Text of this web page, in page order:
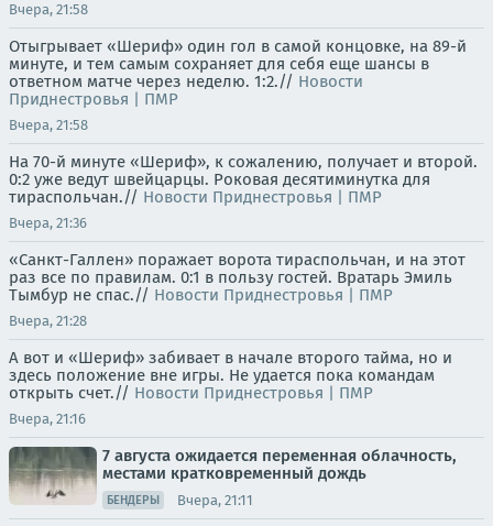
Вчера, 21:58
Отыгрывает «Шериф» один гол в самой концовке, на 89-й
минуте, и тем самым сохраняет для себя еще шансы в
ответном матче через неделю. 1:2.// Новости
Приднестровья | ПМР
Вчера, 21:58
На 70-й минуте «Шериф», к сожалению, получает и второй.
0:2 уже ведут швейцарцы. Роковая десятиминутка для
тираспольчан.// Новости Приднестровья | ПМР
Вчера, 21:36
«Санкт-Галлен» поражает ворота тираспольчан, и на этот
раз все по правилам. 0:1 в пользу гостей. Вратарь Эмиль
Тымбур не спас.// Новости Приднестровья | ПМР
Вчера, 21:28
А вот и «Шериф» забивает в начале второго тайма, но и
здесь положение вне игры. Не удается пока командам
открыть счет.// Новости Приднестровья | ПМР
Вчера, 21:16
7 августа ожидается переменная облачность,
местами кратковременный дождь
БЕНДЕРЫ Вчера, 21:11